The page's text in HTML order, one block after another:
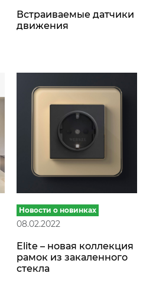
Встраиваемые датчики
движения
Новости о новинках
08.02.2022
Elite – новая коллекция
рамок из закаленного
стекла